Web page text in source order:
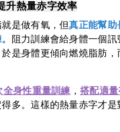
升熱量赤字效率
是做有氧，但真正能幫助
阻力訓練會給身體一個訊
是身體更傾向燃燒脂肪，
全身性重量訓練 ，搭配適
多。這樣的熱量赤字才是